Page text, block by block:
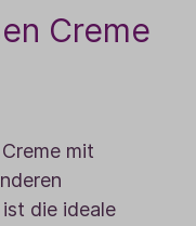
Creme
mit
die ideale